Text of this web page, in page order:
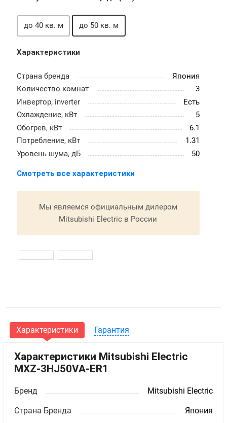
до 40 кв. м до 50 кв. м
Характеристики
Страна бренда
Япония
Количество комнат
3
Инвертор, inverter
Есть
Охлаждение, кВт
5
Обогрев, кВт
6.1
Потребление, кВт
1.31
Уровень шума, дБ
50
Смотреть все характеристики
Мы являемся официальным дилером
Mitsubishi Electric в России
Характеристики Гарантия
Характеристики Mitsubishi Electric
MXZ-3HJ50VA-ER1
Бренд Mitsubishi Electric
Страна Бренда Япония